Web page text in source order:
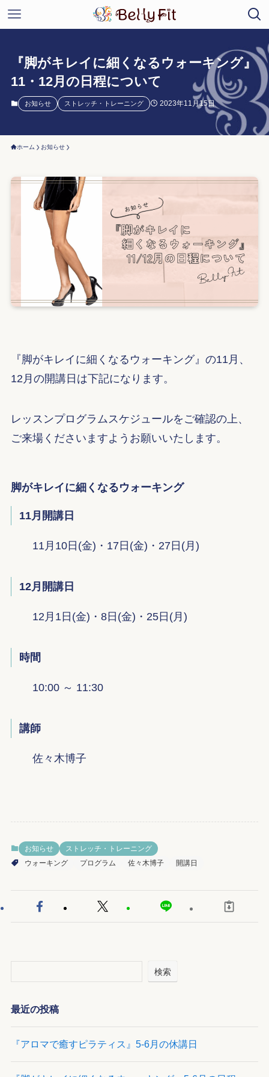
『脚がキレイに細くなるウォーキング』
11・12月の日程について
お知らせ ストレッチ・トレーニング 2023年11月15日
ホーム お知らせ
『脚がキレイに細くなるウォーキング』の11月、
12月の開講日は下記になります。
レッスンプログラムスケジュールをご確認の上、
ご来場くださいますようお願いいたします。
脚がキレイに細くなるウォーキング
11月開講日
11月10日(金)・17日(金)・27日(月)
12月開講日
12月1日(金)・8日(金)・25日(月)
時間
10:00 ～ 11:30
講師
佐々木博子
お知らせ
ストレッチ・トレーニング
ウォーキング
プログラム 佐々木博子 開講日
検索
最近の投稿
『アロマで癒すピラティス』5-6月の休講日